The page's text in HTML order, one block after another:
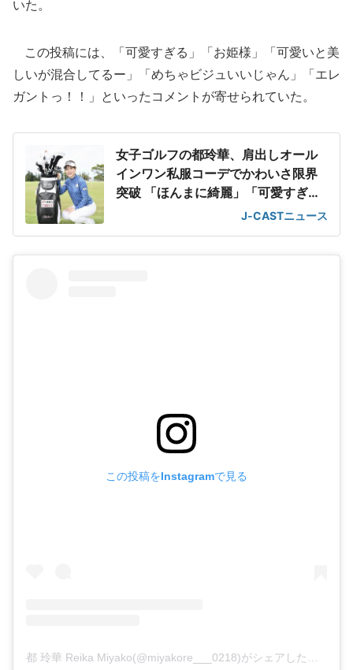
いた。
この投稿には、「可愛すぎる」「お姫様」「可愛いと美
しいが混合してるー」「めちゃビジュいいじゃん」「エレ
ガントっ！！」といったコメントが寄せられていた。
女子ゴルフの都玲華、肩出しオール
インワン私服コーデでかわいさ限界
突破 「ほんまに綺麗」「可愛すぎま
J-CASTニュース
この投稿をInstagramで見る